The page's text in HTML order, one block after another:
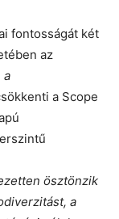
fontosságát két
az
a
a Scope
ösztönzik
a